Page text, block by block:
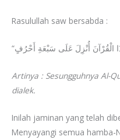
Rasulullah saw bersabda :
Artinya : Sesungguhnya Al-
dialek.
Inilah jaminan yang telah
Menyayangi semua hamba-